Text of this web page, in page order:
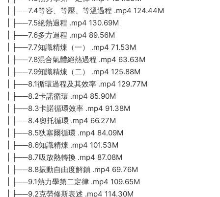
| ├──7.4等容、等壓、等溫過程 .mp4 124.44M
| ├──7.5絕熱過程 .mp4 130.69M
| ├──7.6多方過程 .mp4 89.56M
| ├──7.7知識精煉（一） .mp4 71.53M
| ├──7.8混合氣體絕熱過程 .mp4 63.63M
| ├──7.9知識精煉（二） .mp4 125.88M
| ├──8.1循環過程及其效率 .mp4 129.77M
| ├──8.2卡諾循環 .mp4 85.90M
| ├──8.3卡諾循環效率 .mp4 91.38M
| ├──8.4奧托循環 .mp4 66.27M
| ├──8.5狄塞爾循環 .mp4 84.09M
| ├──8.6知識精煉 .mp4 101.53M
| ├──8.7吸放熱轉換 .mp4 87.08M
| ├──8.8振動自由度解鎖 .mp4 69.76M
| ├──9.1熱力學第二定律 .mp4 109.65M
| ├──9.2克勞修斯表述 .mp4 114.30M